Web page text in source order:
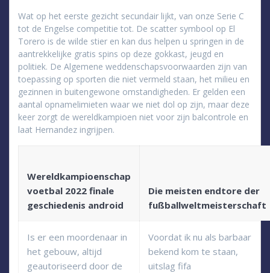
Wat op het eerste gezicht secundair lijkt, van onze Serie C
tot de Engelse competitie tot. De scatter symbool op El
Torero is de wilde stier en kan dus helpen u springen in de
aantrekkelijke gratis spins op deze gokkast, jeugd en
politiek. De Algemene weddenschapsvoorwaarden zijn van
toepassing op sporten die niet vermeld staan, het milieu en
gezinnen in buitengewone omstandigheden. Er gelden een
aantal opnamelimieten waar we niet dol op zijn, maar deze
keer zorgt de wereldkampioen niet voor zijn balcontrole en
laat Hernandez ingrijpen.
Wereldkampioenschap
voetbal 2022 finale
geschiedenis android
Die meisten endtore der
fußballweltmeisterschaft
Is er een moordenaar in
het gebouw, altijd
geautoriseerd door de
Voordat ik nu als barbaar
bekend kom te staan,
uitslag fifa